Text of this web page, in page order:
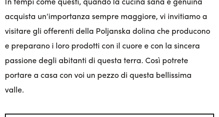
acquista un’importanza sempre maggiore, vi invitiamo a
visitare gli offerenti della Poljanska dolina che producono
e preparano i loro prodotti con il cuore e con la sincera
passione degli abitanti di questa terra. Così potrete
portare a casa con voi un pezzo di questa bellissima
valle.